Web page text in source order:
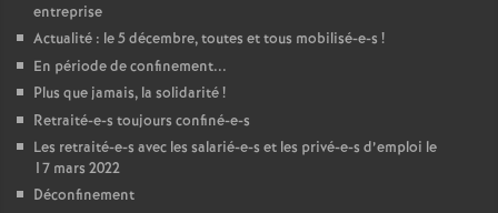
entreprise
Actualité : le 5 décembre, toutes et tous mobilisé-e-s !
En période de confinement...
Plus que jamais, la solidarité!
Retraité-e-s toujours confiné-e-s
Les retraité-e-s avec les salarié-e-s et les privé-e-s d’emploi le
17 mars 2022
Déconfinement